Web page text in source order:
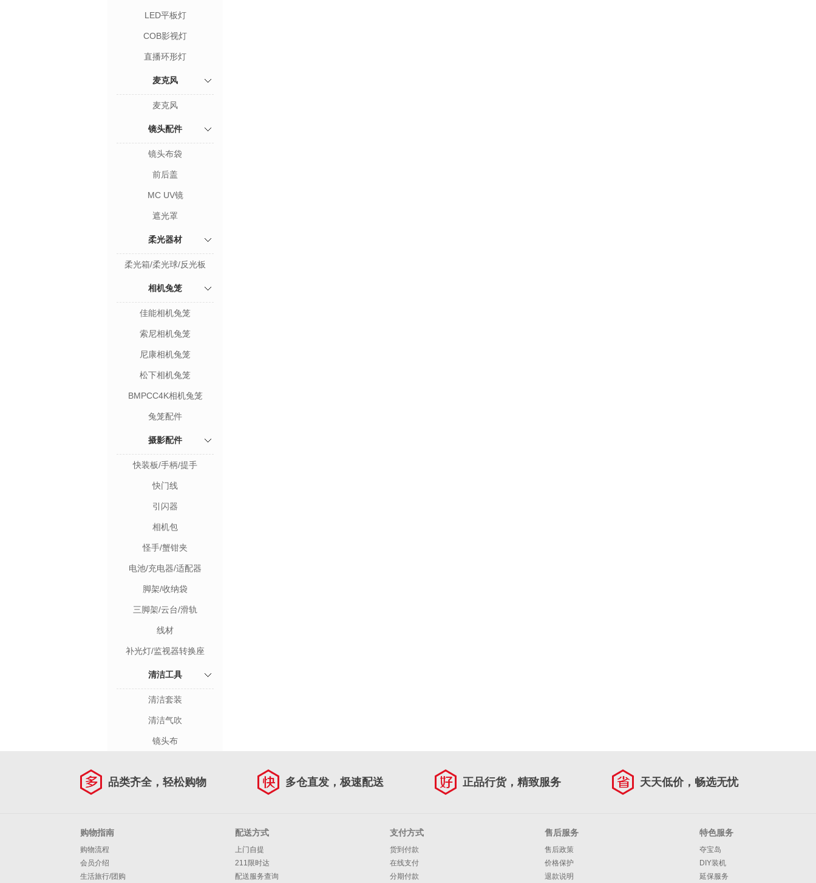
LED平板灯
COB影视灯
直播环形灯
麦克风
麦克风
镜头配件
镜头布袋
前后盖
MC UV镜
遮光罩
柔光器材
柔光箱/柔光球/反光板
相机兔笼
佳能相机兔笼
索尼相机兔笼
尼康相机兔笼
松下相机兔笼
BMPCC4K相机兔笼
兔笼配件
摄影配件
快装板/手柄/提手
快门线
引闪器
相机包
怪手/蟹钳夹
电池/充电器/适配器
脚架/收纳袋
三脚架/云台/滑轨
线材
补光灯/监视器转换座
清洁工具
清洁套装
清洁气吹
镜头布
品类齐全，轻松购物 多仓直发，极速配送 正品行货，精致服务 天天低价，畅选无忧
购物指南
购物流程
会员介绍
生活旅行/团购
配送方式
上门自提
211限时达
配送服务查询
支付方式
货到付款
在线支付
分期付款
售后服务
售后政策
价格保护
退款说明
特色服务
夺宝岛
DIY装机
延保服务